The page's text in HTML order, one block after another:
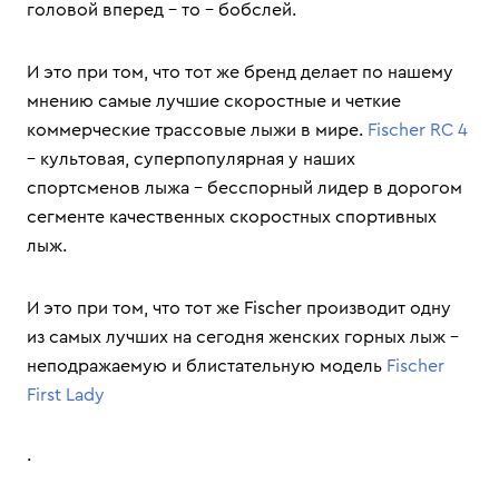
головой вперед – то – бобслей.
И это при том, что тот же бренд делает по нашему
мнению самые лучшие скоростные и четкие
коммерческие трассовые лыжи в мире. Fischer RC 4
– культовая, суперпопулярная у наших
спортсменов лыжа – бесспорный лидер в дорогом
сегменте качественных скоростных спортивных
лыж.
И это при том, что тот же Fischer производит одну
из самых лучших на сегодня женских горных лыж –
неподражаемую и блистательную модель Fischer
First Lady
.